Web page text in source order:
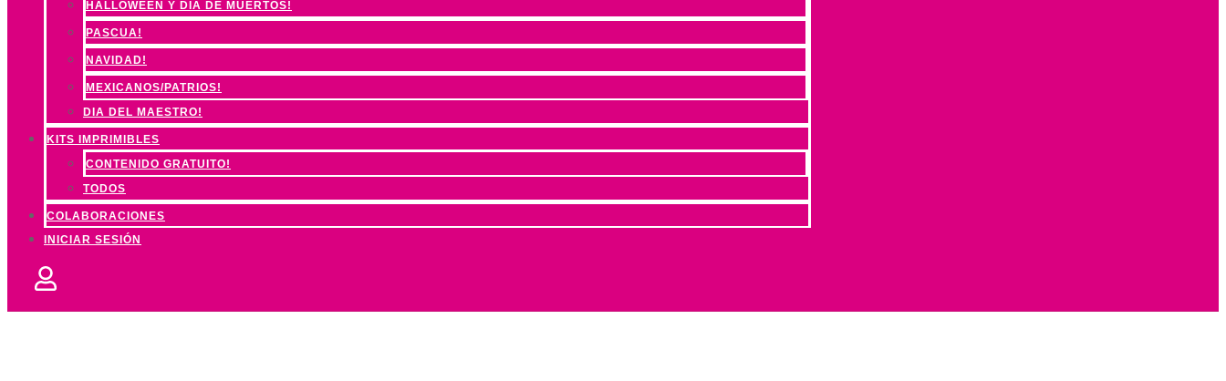
HALLOWEEN Y DIA DE MUERTOS!
PASCUA!
NAVIDAD!
MEXICANOS/PATRIOS!
DIA DEL MAESTRO!
KITS IMPRIMIBLES
CONTENIDO GRATUITO!
TODOS
COLABORACIONES
INICIAR SESIÓN